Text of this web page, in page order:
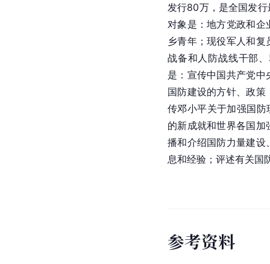
发行80万，是全国发
对象是：地方党政和
乡青年；现役军人和
战备和人防战线干部
是：宣传中国共产党中
国防建设的方针、政策
传邓小平关于加强国
的新成就和世界各国
播和介绍国防力量建设
息和经验；评述有关国
参考资料